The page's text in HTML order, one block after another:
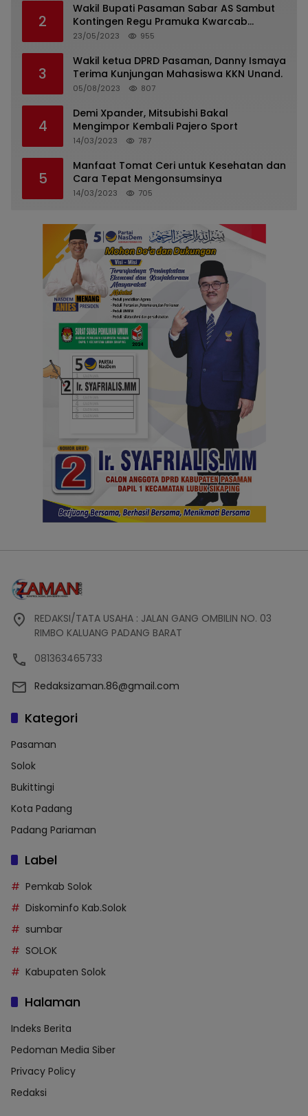
2
Wakil Bupati Pasaman Sabar AS Sambut
Kontingen Regu Pramuka Kwarcab
Pasaman
23/05/2023 955
3
Wakil ketua DPRD Pasaman, Danny Ismaya
Terima Kunjungan Mahasiswa KKN Unand.
05/08/2023 807
4
Demi Xpander, Mitsubishi Bakal
Mengimpor Kembali Pajero Sport
14/03/2023 787
5
Manfaat Tomat Ceri untuk Kesehatan dan
Cara Tepat Mengonsumsinya
14/03/2023 705
REDAKSI/TATA USAHA : JALAN GANG OMBILIN NO. 03
RIMBO KALUANG PADANG BARAT
081363465733
Redaksizaman.86@gmail.com
Kategori
Pasaman
Solok
Bukittingi
Kota Padang
Padang Pariaman
Label
Pemkab Solok
Diskominfo Kab.Solok
sumbar
SOLOK
Kabupaten Solok
Halaman
Indeks Berita
Pedoman Media Siber
Privacy Policy
Redaksi